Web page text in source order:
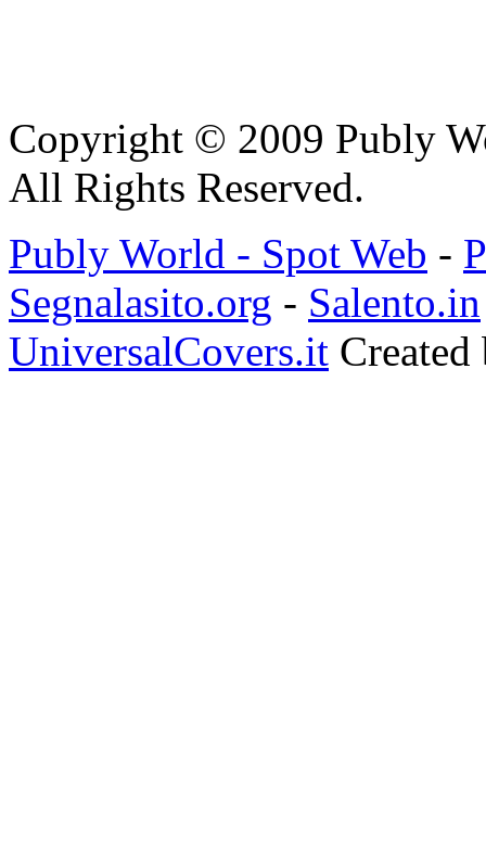
Copyright © 2009 Publy
All Rights Reserved.
Publy World - Spot Web -
Segnalasito.org - Salento.in
UniversalCovers.it